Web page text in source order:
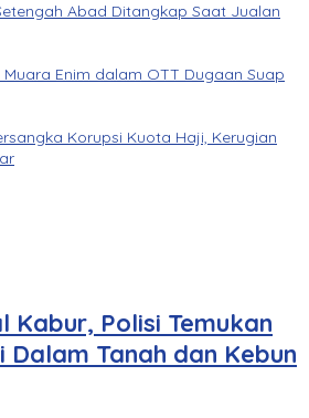
Abad Ditangkap Saat Jualan
Muara Enim dalam OTT Dugaan Suap
Korupsi Kuota Haji, Kerugian
Kabur, Polisi Temukan
Dalam Tanah dan Kebun